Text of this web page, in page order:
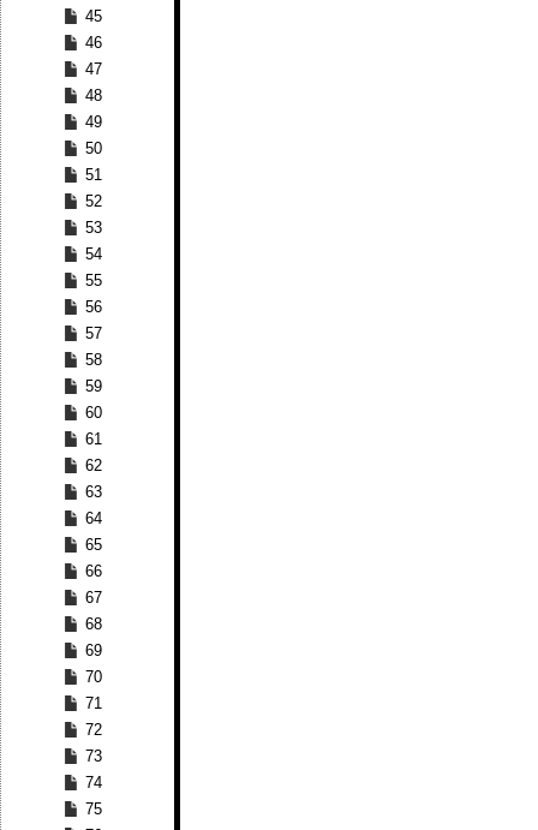
45
46
47
48
49
50
51
52
53
54
55
56
57
58
59
60
61
62
63
64
65
66
67
68
69
70
71
72
73
74
75